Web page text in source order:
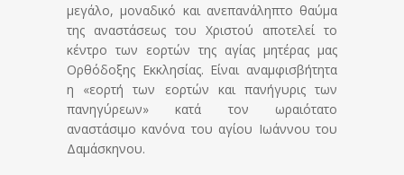
μεγάλο, μοναδικό και ανεπανάληπτο θαύμα
της αναστάσεως του Χριστού αποτελεί το
κέντρο των εορτών της αγίας μητέρας μας
Ορθόδοξης Εκκλησίας. Είναι αναμφισβήτητα
η «εορτή των εορτών και πανήγυρις των
πανηγύρεων» κατά τον ωραιότατο
αναστάσιμο κανόνα του αγίου Ιωάννου του
Δαμάσκηνου.